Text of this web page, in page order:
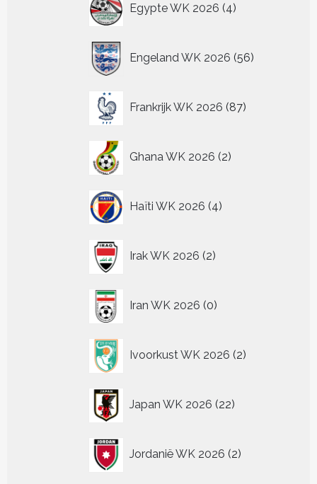
Egypte WK 2026 4
producten
Engeland WK 2026 56
producten
Frankrijk WK 2026 87
producten
Ghana WK 2026 2
producten
Haïti WK 2026 4
producten
Irak WK 2026 2
producten
Iran WK 2026 0
producten
Ivoorkust WK 2026 2
producten
Japan WK 2026 22
producten
Jordanië WK 2026 2
producten